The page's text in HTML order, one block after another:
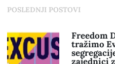
POSLEDNJI POSTOVI
Freedom
tražimo
zajednici